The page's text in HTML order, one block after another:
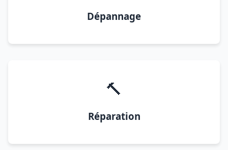
Dépannage
🔨
Réparation